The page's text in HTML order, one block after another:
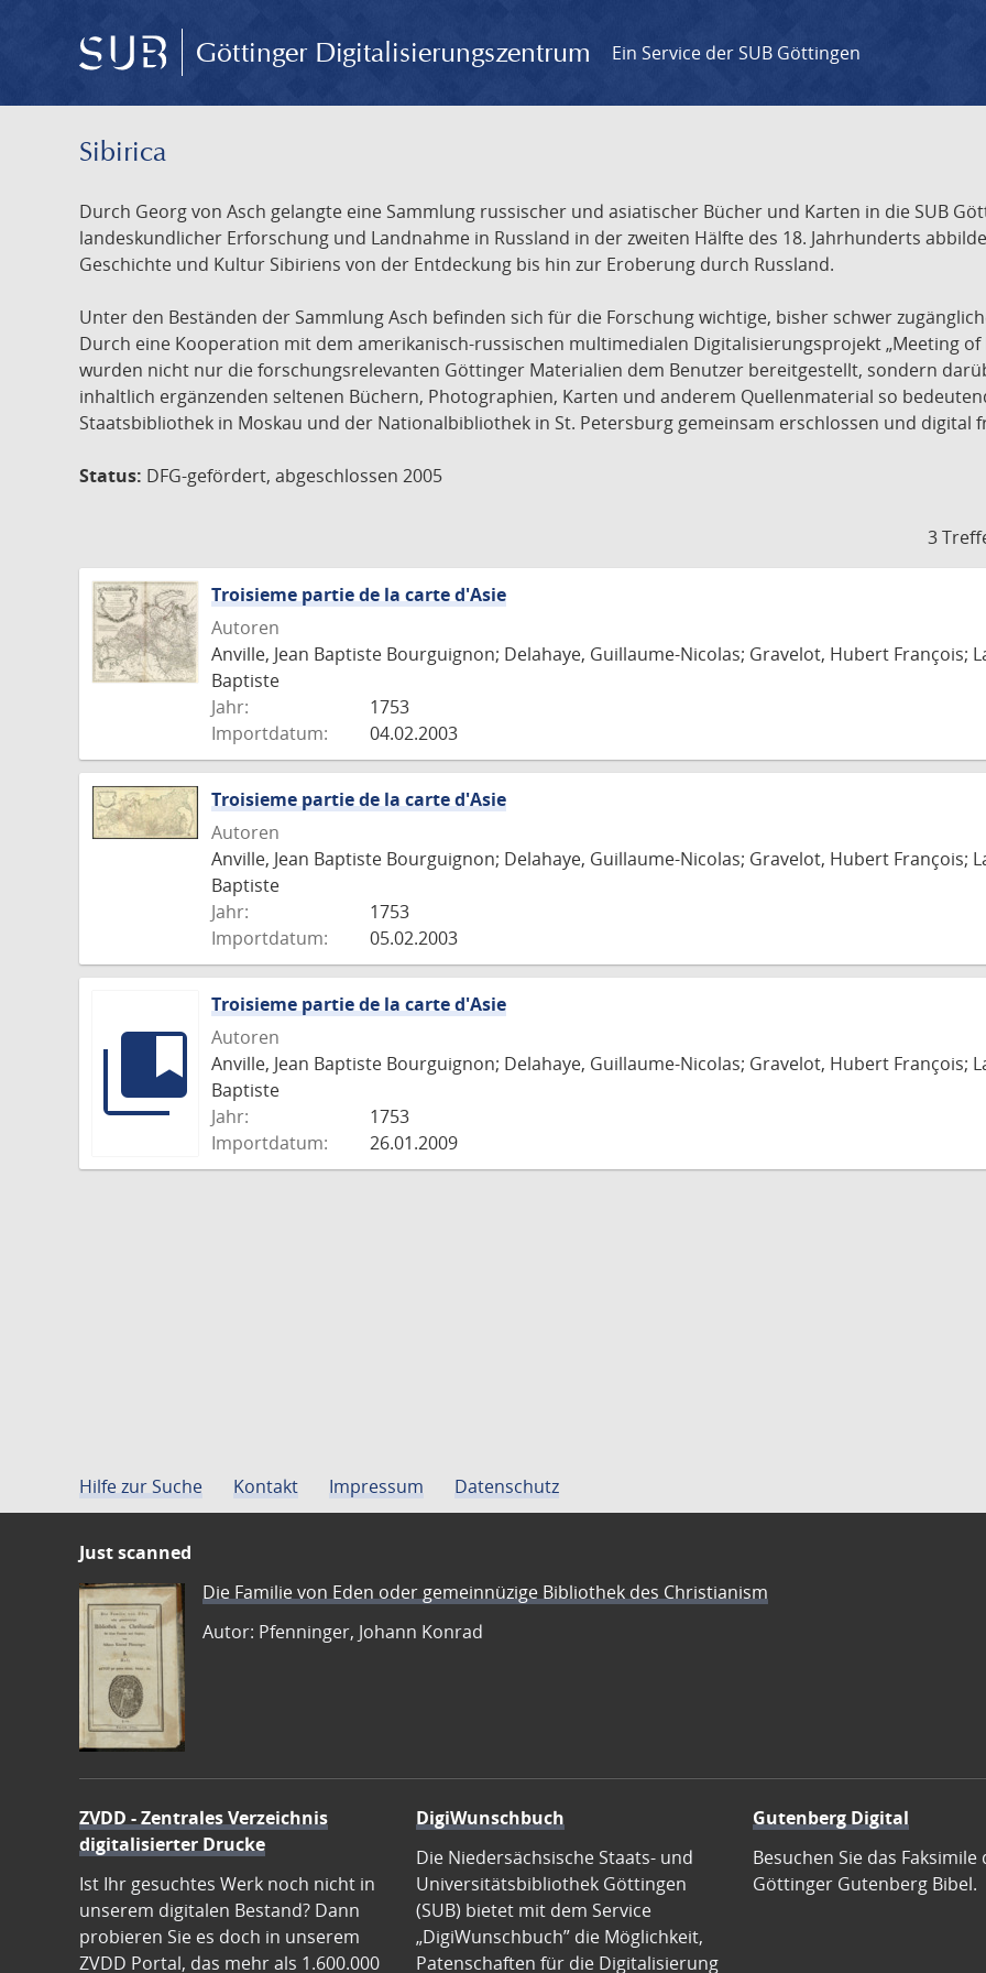
Göttinger Digitalisierungszentrum Ein Service der SUB Göttingen
Sibirica
Durch Georg von Asch gelangte eine Sammlung russischer und asiatischer Bücher und Karten in die SUB
landeskundlicher Erforschung und Landnahme in Russland in der zweiten Hälfte des 18. Jahrhunderts
Geschichte und Kultur Sibiriens von der Entdeckung bis hin zur Eroberung durch Russland.
Unter den Beständen der Sammlung Asch befinden sich für die Forschung wichtige, bisher schwer
Durch eine Kooperation mit dem amerikanisch-russischen multimedialen Digitalisierungsprojekt „Meeting
wurden nicht nur die forschungsrelevanten Göttinger Materialien dem Benutzer bereitgestellt, sondern
inhaltlich ergänzenden seltenen Büchern, Photographien, Karten und anderem Quellenmaterial so
Staatsbibliothek in Moskau und der Nationalbibliothek in St. Petersburg gemeinsam erschlossen und digital
Status: DFG-gefördert, abgeschlossen 2005
3
Troisieme partie de la carte d'Asie
Autoren
Anville, Jean Baptiste Bourguignon; Delahaye, Guillaume-Nicolas; Gravelot, Hubert François;
Baptiste
Jahr:
1753
Importdatum:
04.02.2003
Troisieme partie de la carte d'Asie
Autoren
Anville, Jean Baptiste Bourguignon; Delahaye, Guillaume-Nicolas; Gravelot, Hubert François;
Baptiste
Jahr:
1753
Importdatum:
05.02.2003
Troisieme partie de la carte d'Asie
Autoren
Anville, Jean Baptiste Bourguignon; Delahaye, Guillaume-Nicolas; Gravelot, Hubert François;
Baptiste
Jahr:
1753
Importdatum:
26.01.2009
Hilfe zur Suche Kontakt Impressum Datenschutz
Just scanned
Die Familie von Eden oder gemeinnüzige Bibliothek des Christianism
Autor: Pfenninger, Johann Konrad
ZVDD - Zentrales Verzeichnis
digitalisierter Drucke
Ist Ihr gesuchtes Werk noch nicht in
unserem digitalen Bestand? Dann
probieren Sie es doch in unserem
ZVDD Portal, das mehr als 1.600.000
DigiWunschbuch
Die Niedersächsische Staats- und
Universitätsbibliothek Göttingen
(SUB) bietet mit dem Service
„DigiWunschbuch” die Möglichkeit,
Patenschaften für die Digitalisierung
Gutenberg Digital
Besuchen Sie das Faksimile
Göttinger Gutenberg Bibel.